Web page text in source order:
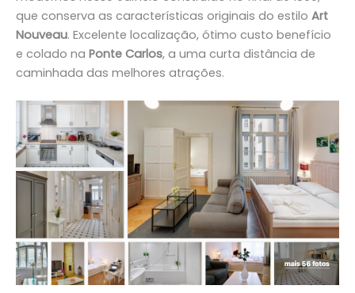
que conserva as características originais do estilo Art
Nouveau. Excelente localização, ótimo custo benefício
e colado na Ponte Carlos, a uma curta distância de
caminhada das melhores atrações.